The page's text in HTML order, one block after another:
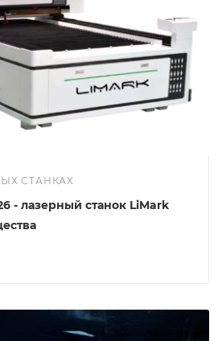
СТАНКАХ
- лазерный станок LiMark